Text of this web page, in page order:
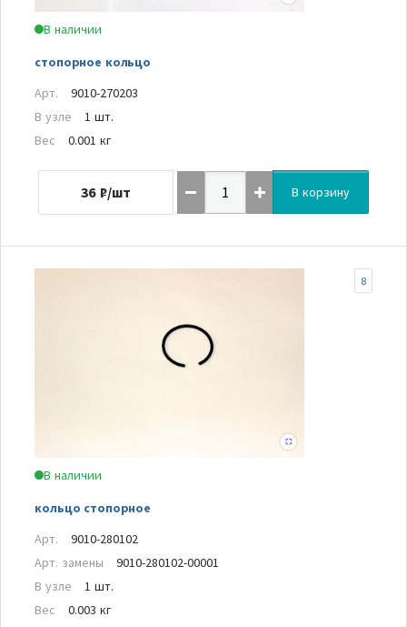
В наличии
стопорное кольцо
Арт.
9010-270203
В узле
1 шт.
Вес
0.001 кг
36 ₽/шт В корзину
В наличии
кольцо стопорное
8
Арт.
9010-280102
Арт. замены
9010-280102-00001
В узле
1 шт.
Вес
0.003 кг